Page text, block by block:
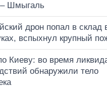
– Шмыгаль
дрон попал в склад
вспыхнул крупный
Киеву: во время
обнаружили тело